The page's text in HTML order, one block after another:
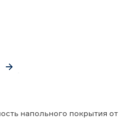
напольного покрытия